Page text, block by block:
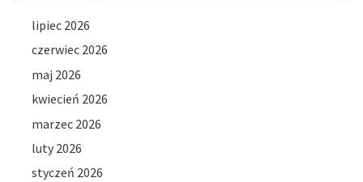
lipiec 2026
czerwiec 2026
maj 2026
kwiecień 2026
marzec 2026
luty 2026
styczeń 2026